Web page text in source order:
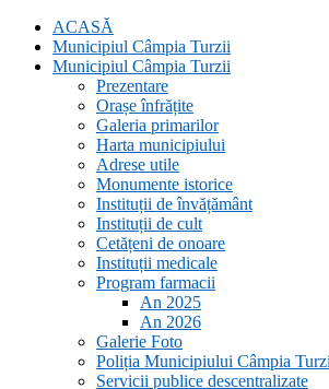
ACASĂ
Municipiul Câmpia Turzii
Municipiul Câmpia Turzii
Prezentare
Orașe înfrățite
Galeria primarilor
Harta municipiului
Adrese utile
Monumente istorice
Instituții de învățământ
Instituții de cult
Cetățeni de onoare
Instituții medicale
Program farmacii
An 2025
An 2026
Galerie Foto
Poliția Municipiului Câmpia
Servicii publice descentralizate